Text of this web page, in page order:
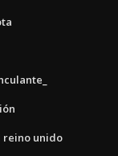
reino unido